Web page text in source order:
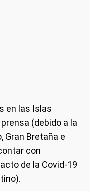
en las Islas
(debido a la
Gran Bretaña e
con
de la Covid-19